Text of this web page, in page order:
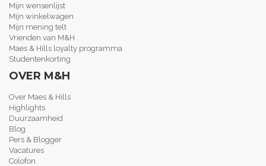
Mijn wensenlijst
Mijn winkelwagen
Mijn mening telt
Vrienden van M&H
Maes & Hills loyalty programma
Studentenkorting
OVER M&H
Over Maes & Hills
Highlights
Duurzaamheid
Blog
Pers & Blogger
Vacatures
Colofon